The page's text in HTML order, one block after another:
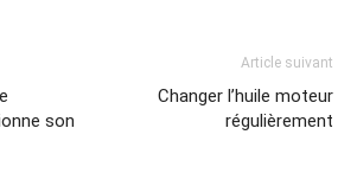
son
Article suivant
Changer l’huile moteur
régulièrement